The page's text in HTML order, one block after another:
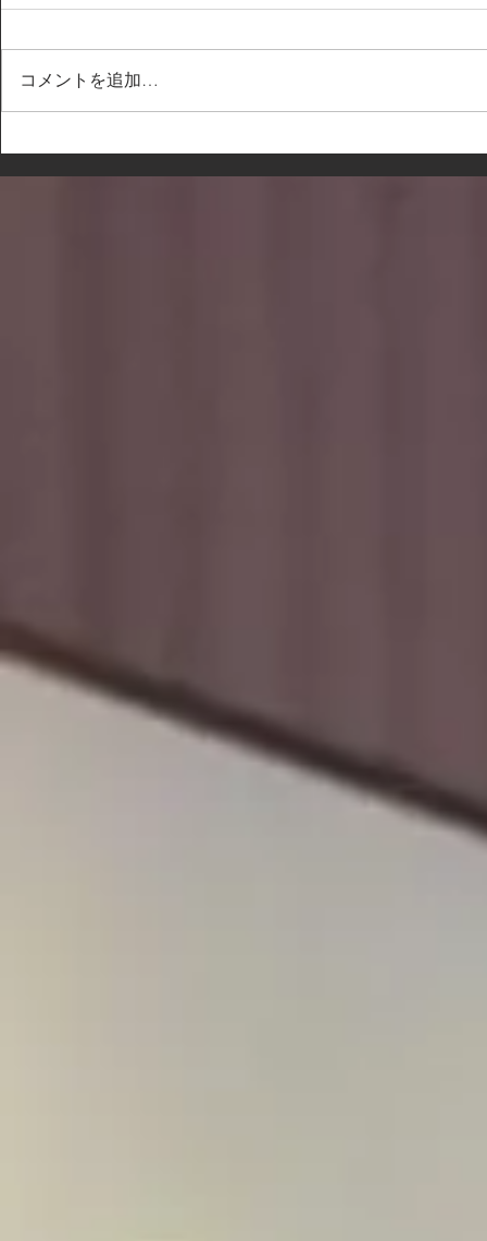
コメントを追加…